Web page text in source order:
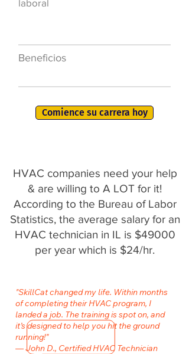
laboral
Beneficios
Comience su carrera hoy
HVAC companies need your help
& are willing to A LOT for it!
According to the Bureau of Labor
Statistics, the average salary for an
HVAC technician in IL is $49000
per year which is $24/hr.
"SkillCat changed my life. Within months
of completing their HVAC program, I
landed a job. The training is spot on, and
it’s designed to help you hit the ground
running!"
— John D., Certified HVAC Technician